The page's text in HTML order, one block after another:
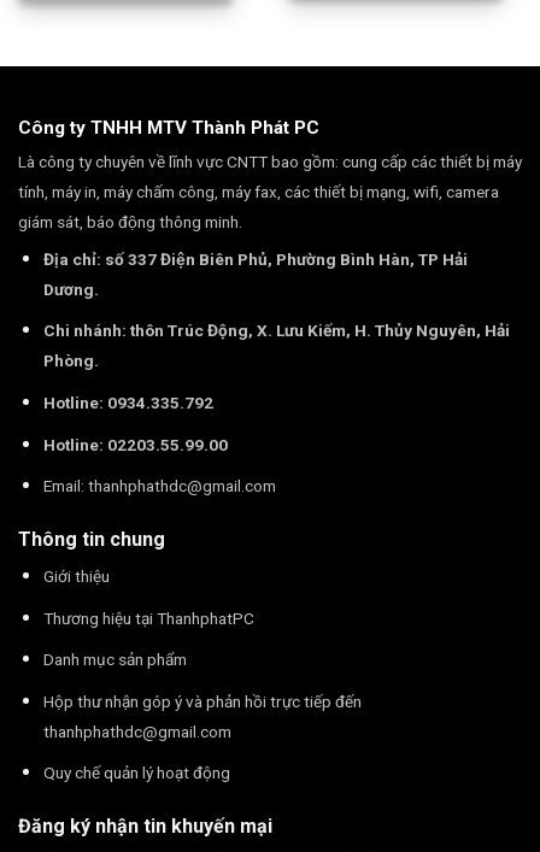
Công ty TNHH MTV Thành Phát PC
Là công ty chuyên về lĩnh vực CNTT bao gồm: cung cấp các thiết bị máy
tính, máy in, máy chấm công, máy fax, các thiết bị mạng, wifi, camera
giám sát, báo động thông minh.
Địa chỉ: số 337 Điện Biên Phủ, Phường Bình Hàn, TP Hải
Dương.
Chi nhánh: thôn Trúc Động, X. Lưu Kiếm, H. Thủy Nguyên, Hải
Phòng.
Hotline: 0934.335.792
Hotline: 02203.55.99.00
Email: thanhphathdc@gmail.com
Thông tin chung
Giới thiệu
Thương hiệu tại ThanhphatPC
Danh mục sản phẩm
Hộp thư nhận góp ý và phản hồi trực tiếp đến
thanhphathdc@gmail.com
Quy chế quản lý hoạt động
Đăng ký nhận tin khuyến mại